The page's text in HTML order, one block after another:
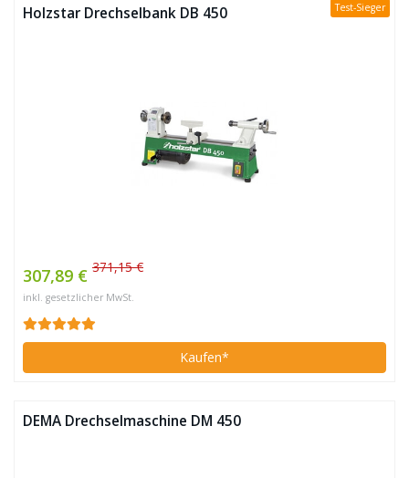
Test-Sieger
Holzstar Drechselbank DB 450
307,89 € 371,15 €
inkl. gesetzlicher MwSt.
Kaufen*
DEMA Drechselmaschine DM 450